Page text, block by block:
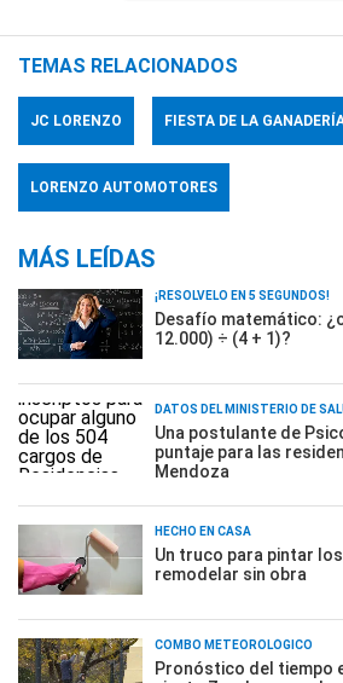
TEMAS RELACIONADOS
JC LORENZO FIESTA DE LA
LORENZO AUTOMOTORES
MÁS LEÍDAS
¡RESOLVELO EN 5 SEGUNDOS!
Desafío matemático:
12.000) ÷ (4 + 1)?
DATOS DEL MINISTERIO DE
Una postulante de
puntaje para las
Mendoza
HECHO EN CASA
Un truco para pintar
remodelar sin obra
COMBO METEOROLÓGICO
Pronóstico del tiempo